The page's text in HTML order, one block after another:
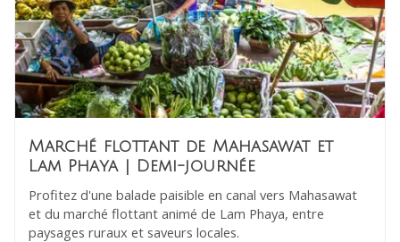
Marché flottant de Mahasawat et
Lam Phaya| Demi-journée
Profitez d'une balade paisible en canal vers Mahasawat
et du marché flottant animé de Lam Phaya, entre
paysages ruraux et saveurs locales.